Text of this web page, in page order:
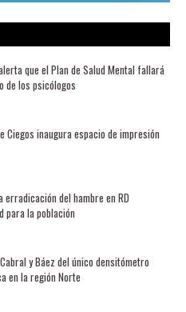
que el Plan de Salud Mental fallará
de los psicólogos
Ciegos inaugura espacio de impresión
erradicación del hambre en RD
para la población
y Báez del único densitómetro
en la región Norte